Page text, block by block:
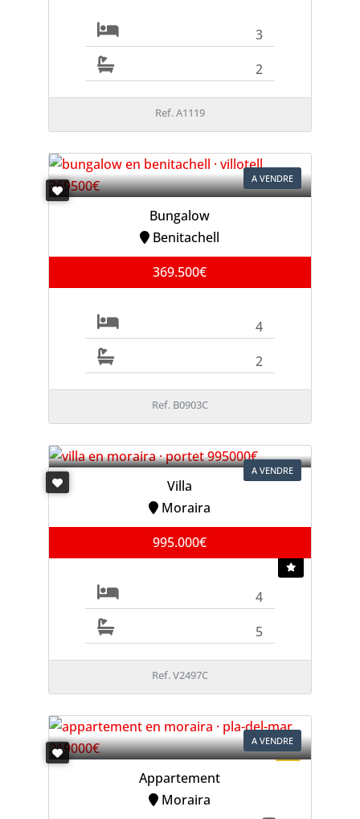
3
2
Ref. A1119
A VENDRE
Bungalow
Benitachell
369.500€
4
2
Ref. B0903C
A VENDRE
Villa
Moraira
995.000€
4
5
Ref. V2497C
A VENDRE
Appartement
Moraira